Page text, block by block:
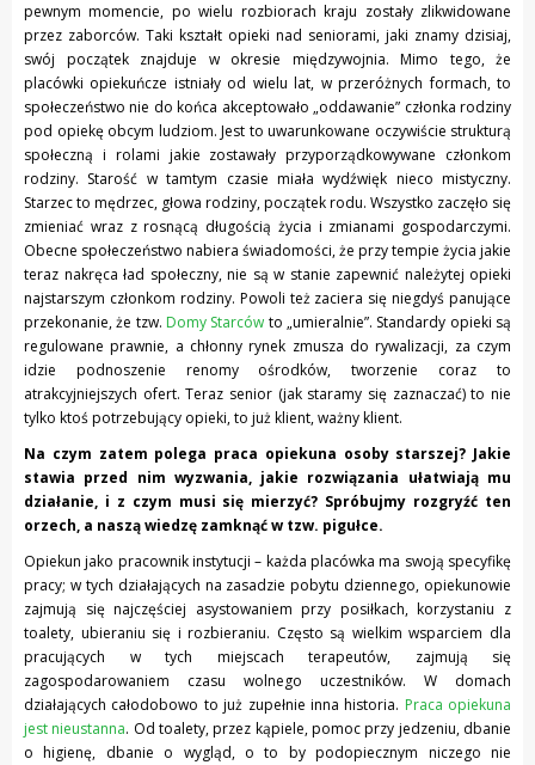
pewnym momencie, po wielu rozbiorach kraju zostały zlikwidowane
przez zaborców. Taki kształt opieki nad seniorami, jaki znamy dzisiaj,
swój początek znajduje w okresie międzywojnia. Mimo tego, że
placówki opiekuńcze istniały od wielu lat, w przeróżnych formach, to
społeczeństwo nie do końca akceptowało „oddawanie” członka rodziny
pod opiekę obcym ludziom. Jest to uwarunkowane oczywiście strukturą
społeczną i rolami jakie zostawały przyporządkowywane członkom
rodziny. Starość w tamtym czasie miała wydźwięk nieco mistyczny.
Starzec to mędrzec, głowa rodziny, początek rodu. Wszystko zaczęło się
zmieniać wraz z rosnącą długością życia i zmianami gospodarczymi.
Obecne społeczeństwo nabiera świadomości, że przy tempie życia jakie
teraz nakręca ład społeczny, nie są w stanie zapewnić należytej opieki
najstarszym członkom rodziny. Powoli też zaciera się niegdyś panujące
przekonanie, że tzw. Domy Starców to „umieralnie”. Standardy opieki są
regulowane prawnie, a chłonny rynek zmusza do rywalizacji, za czym
idzie podnoszenie renomy ośrodków, tworzenie coraz to
atrakcyjniejszych ofert. Teraz senior (jak staramy się zaznaczać) to nie
tylko ktoś potrzebujący opieki, to już klient, ważny klient.
Na czym zatem polega praca opiekuna osoby starszej? Jakie
stawia przed nim wyzwania, jakie rozwiązania ułatwiają mu
działanie, i z czym musi się mierzyć? Spróbujmy rozgryźć ten
orzech, a naszą wiedzę zamknąć w tzw. pigułce.
Opiekun jako pracownik instytucji – każda placówka ma swoją specyfikę
pracy; w tych działających na zasadzie pobytu dziennego, opiekunowie
zajmują się najczęściej asystowaniem przy posiłkach, korzystaniu z
toalety, ubieraniu się i rozbieraniu. Często są wielkim wsparciem dla
pracujących w tych miejscach terapeutów, zajmują się
zagospodarowaniem czasu wolnego uczestników. W domach
działających całodobowo to już zupełnie inna historia. Praca opiekuna
jest nieustanna. Od toalety, przez kąpiele, pomoc przy jedzeniu, dbanie
o higienę, dbanie o wygląd, o to by podopiecznym niczego nie